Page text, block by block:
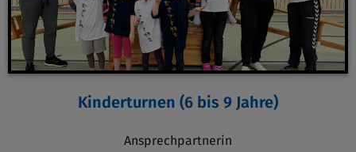
Kinderturnen (6 bis 9 Jahre)
Ansprechpartnerin